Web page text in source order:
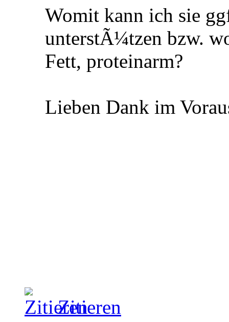
Womit kann ich sie
unterstÃ¼tzen bzw.
Fett, proteinarm?
Lieben Dank im
Zitieren